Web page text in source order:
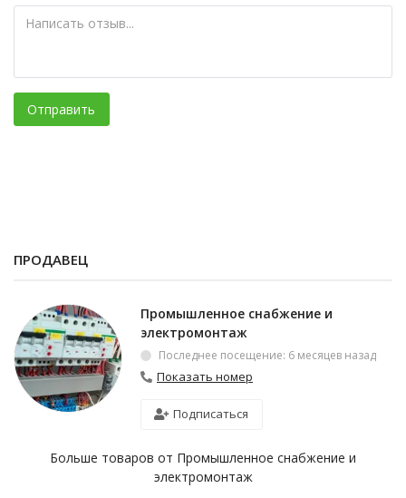
Отправить
ПРОДАВЕЦ
Промышленное снабжение и
электромонтаж
Последнее посещение: 6 месяцев назад
Показать номер
Подписаться
Больше товаров от Промышленное снабжение и
электромонтаж